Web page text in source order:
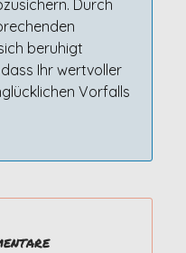
Durch
beruhigt
Ihr wertvoller
Vorfalls